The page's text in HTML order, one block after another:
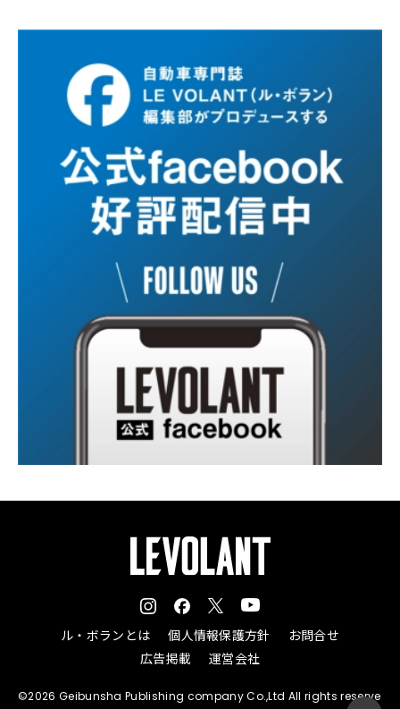
ル・ボランとは 個人情報保護方針
お問合せ
広告掲載
運営会社
©2026 Geibunsha Publishing company Co.,Ltd All rights reserve